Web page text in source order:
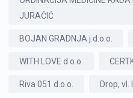
JURAČIĆ
BOJAN GRADNJA j.d.o.o.
WITH LOVE d.o.o.
Riva 051 d.o.o. Drop,